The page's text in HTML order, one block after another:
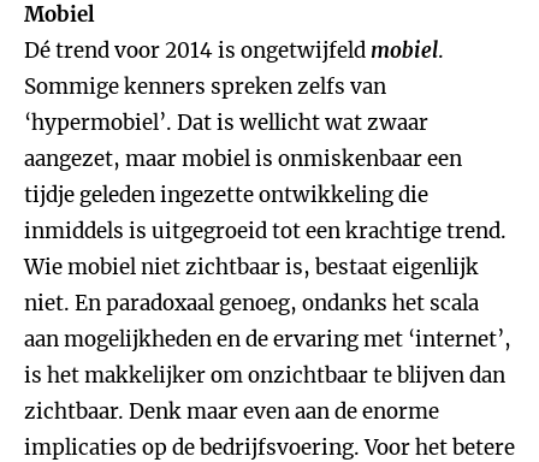
Mobiel
Dé trend voor 2014 is ongetwijfeldmobiel.
Sommige kenners spreken zelfs van
‘hypermobiel’. Dat is wellicht wat zwaar
aangezet, maar mobiel is onmiskenbaar een
tijdje geleden ingezette ontwikkeling die
inmiddels is uitgegroeid tot een krachtige trend.
Wie mobiel niet zichtbaar is, bestaat eigenlijk
niet. En paradoxaal genoeg, ondanks het scala
aan mogelijkheden en de ervaring met ‘internet’,
is het makkelijker om onzichtbaar te blijven dan
zichtbaar. Denk maar even aan de enorme
implicaties op de bedrijfsvoering. Voor het betere